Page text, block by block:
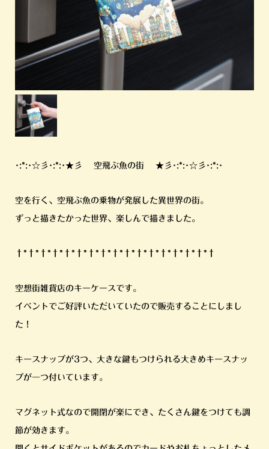
･:*:･☆彡･:*:･★彡 空飛ぶ魚の街 ★彡･:*:･☆彡･:*:･
空を行く、空飛ぶ魚の乗物が発展した異世界の街。
ずっと描きたかった世界、楽しんで描きました。
†*†*†*†*†*†*†*†*†*†*†*†*†*†*†*†*†
空想街雑貨店のキーケースです。
イベントでご好評いただいていたので販売することにしまし
た！
キースナップが3つ、大きな鍵もつけられる大きめキースナッ
プが一つ付いています。
マグネット式なので開閉が楽にでき、たくさん鍵をつけても調
節が効きます。